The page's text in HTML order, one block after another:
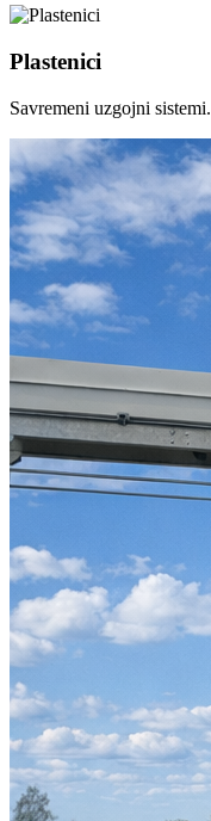
Plastenici
Savremeni uzgojni sistemi.